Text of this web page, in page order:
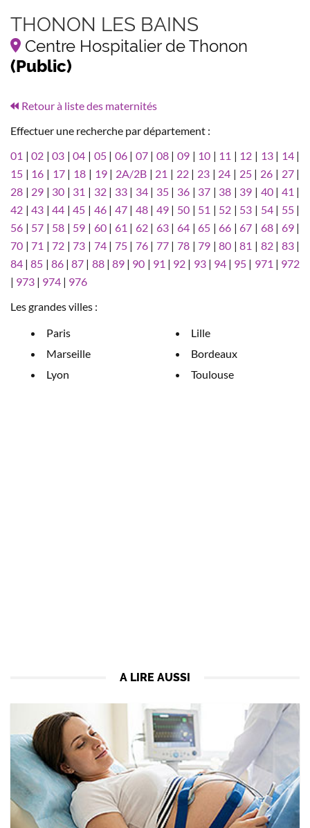
THONON LES BAINS
Centre Hospitalier de Thonon
(Public)
Retour à liste des maternités
Effectuer une recherche par département :
01 |02 |03 |04 | 05| 06| 07| 08| 09 | 10 | 11 | 12 | 13| 14|
15 | 16 | 17| 18 | 19| 2A/2B| 21 | 22| 23 | 24 | 25| 26 | 27|
28 | 29 | 30 | 31 | 32| 33| 34| 35| 36 | 37 | 38 | 39 | 40| 41 |
42 |43 |44 |45 | 46| 47| 48| 49| 50 | 51 | 52 | 53 | 54| 55|
56 | 57 | 58 | 59 | 60| 61 | 62| 63| 64 |65 |66 |67 | 68| 69|
70 |71 |72 |73 | 74| 75| 76| 77| 78 |79 |80 |81 | 82| 83|
84 |85 | 86|87 | 88| 89| 90 | 91 | 92 | 93| 94| 95 | 971 | 972
| 973 | 974 | 976
Les grandes villes :
Paris
Marseille
Lyon
Lille
Bordeaux
Toulouse
A LIRE AUSSI